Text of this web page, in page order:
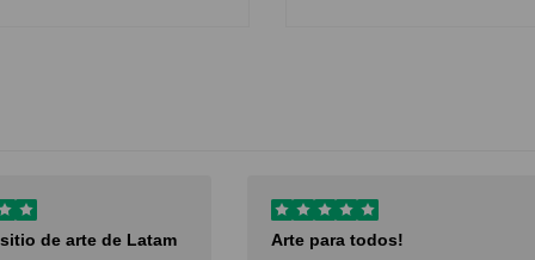
de arte de Latam
Arte para todos!